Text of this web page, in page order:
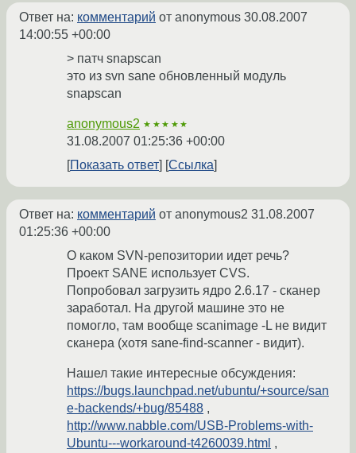
Ответ на: комментарий от anonymous 30.08.2007
14:00:55 +00:00
> патч snapscan
это из svn sane обновленный модуль
snapscan
anonymous2 ★★★★★
31.08.2007 01:25:36 +00:00
Показать ответ
Ссылка
Ответ на: комментарий от anonymous2 31.08.2007
01:25:36 +00:00
О каком SVN-репозитории идет речь?
Проект SANE использует CVS.
Попробовал загрузить ядро 2.6.17 - сканер
заработал. На другой машине это не
помогло, там вообще scanimage -L не видит
сканера (хотя sane-find-scanner - видит).
Нашел такие интересные обсуждения:
https://bugs.launchpad.net/ubuntu/+source/san
e-backends/+bug/85488 ,
http://www.nabble.com/USB-Problems-with-
Ubuntu---workaround-t4260039.html ,